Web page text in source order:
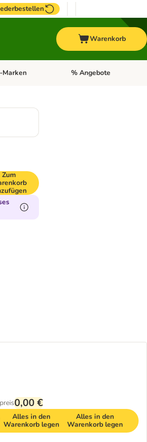
Warenkorb
Menü öffnen: Pferd
Marken Kategorie-Menü öffnen:
% Angebote
Zum
0,00 €
Alles in den
Warenkorb legen
Alles in den
Warenkorb legen